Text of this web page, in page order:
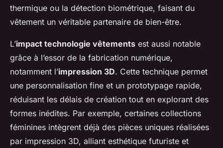
thermique ou la détection biométrique, faisant du
vêtement un véritable partenaire de bien-être.
L’impact technologie vêtements est aussi notable
grâce à l’essor de la fabrication numérique,
notamment l’impression 3D. Cette technique permet
une personnalisation fine et un prototypage rapide,
réduisant les délais de création tout en explorant des
formes inédites. Par exemple, certaines collections
féminines intègrent déjà des pièces uniques réalisées
par impression 3D, alliant esthétique futuriste et